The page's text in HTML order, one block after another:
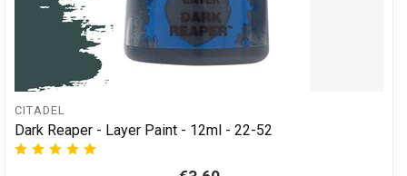
CITADEL
Dark Reaper - Layer Paint - 12ml - 22-52